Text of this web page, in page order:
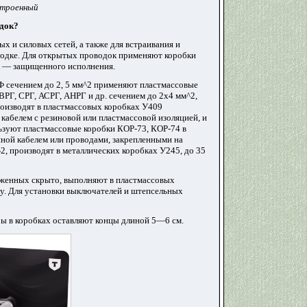
и силовых сетей, а также для встраивания и
Для открытых проводок применяют коробки
— защищенного исполнения.
до 2, 5 мм^2 применяют пластмассовые
СРГ, АСРГ, АНРГ и др. сечением до 2х4 мм^2,
в пластмассовых коробках У409
с резиновой или пластмассовой изоляцией, и
пластмассовые коробки КОР-73, КОР-74 в
кабелем или проводами, закрепленными на
в металлических коробках У245, до 35
скрыто, выполняют в пластмассовых
установки выключателей и штепсельных
в коробках оставляют концы длиной 5—6 см.